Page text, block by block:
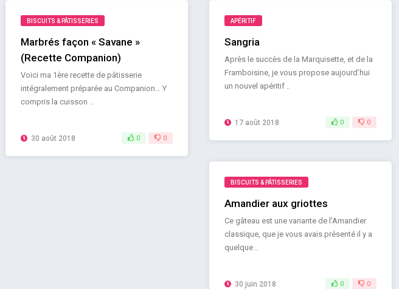
BISCUITS & PÂTISSERIES
Marbrés façon « Savane »
(Recette Companion)
Voici ma 1ère recette de pâtisserie
intégralement préparée au Companion… Y
compris la cuisson ..
30 août 2018 0 0
APÉRITIF
Sangria
Après le succès de la Marquisette, et de la
Framboisine, je vous propose aujourd’hui
un nouvel apéritif ..
17 août 2018 0 0
BISCUITS & PÂTISSERIES
Amandier aux griottes
Ce gâteau est une variante de l’Amandier
classique, que je vous avais présenté il y a
quelque ..
30 juin 2018 0 0